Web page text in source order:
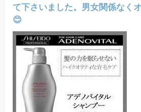
て下さいました。男女関係なく
😊